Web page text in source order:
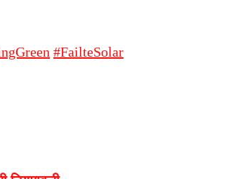
#FailteSolar